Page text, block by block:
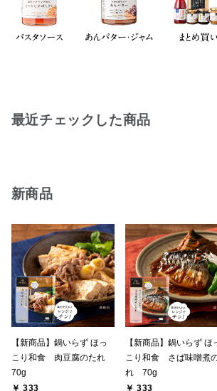
最近チェックした商品
新商品
【新商品】鍋いらず ほっ
こり和食 肉豆腐のたれ
70g
￥ 333
【新商品】鍋いらず ほ
こり和食 さば味噌煮
れ 70g
￥ 333